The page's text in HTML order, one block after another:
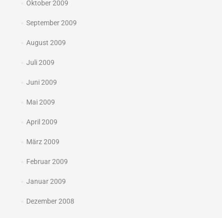
Oktober 2009
September 2009
August 2009
Juli 2009
Juni 2009
Mai 2009
April 2009
März 2009
Februar 2009
Januar 2009
Dezember 2008